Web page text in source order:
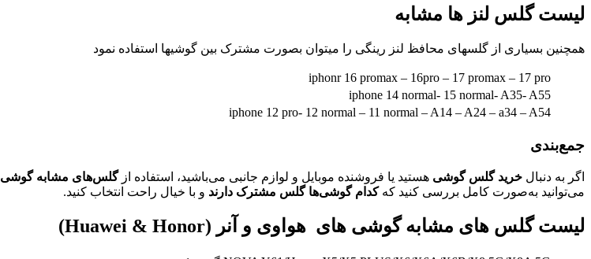
لیست گلس لنز ها مشابه
همچنین بسیاری از گلسهای محافظ لنز رینگی را میتوان بصورت مشترک بین گوشیها استفاده نمود
iphonr 16 promax – 16pro – 17 promax – 17 pro
iphone 14 normal- 15 normal- A35- A55
iphone 12 pro- 12 normal – 11 normal – A14 – A24 – a34 – A54
جمع‌بندی
اگر به دنبال خرید گلس گوشی هستید یا فروشنده موبایل و لوازم جانبی می‌باشید، استفاده ازگلس‌های مشابه گوشی
می‌توانید به‌صورت کامل بررسی کنید کهکدام گوشی‌ها گلس مشترک دارند و با خیال راحت انتخاب کنید.
لیست گلس های مشابه گوشی های هواوی و آنر (Huawei & Honor)